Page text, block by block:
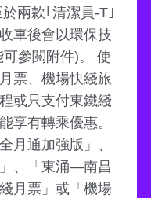
兩款｢清潔員-T｣
車後會以環保技
參閲附件)。 使
票、機場快綫旅
或只支付東鐵綫
享有轉乘優惠。
月通加強版」、
、「東涌—南昌
月票」或「機場